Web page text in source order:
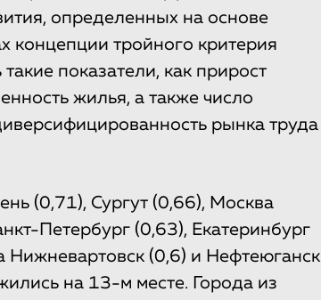
определенных на основе
тройного критерия
показатели, как прирост
жилья, а также число
рынка труда
(0,71), Сургут (0,66), Москва
Петербург (0,63), Екатеринбург
Нижневартовск (0,6) и Нефтеюганск
на 13-м месте. Города из